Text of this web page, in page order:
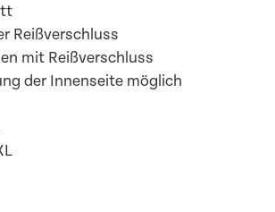
Reißverschluss
mit Reißverschluss
der Innenseite möglich